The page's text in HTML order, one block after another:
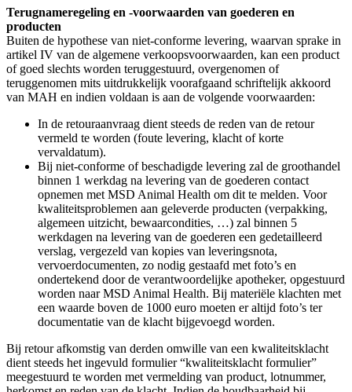
Terugnameregeling en -voorwaarden van goederen en
producten
Buiten de hypothese van niet-conforme levering, waarvan sprake in
artikel IV van de algemene verkoopsvoorwaarden, kan een product
of goed slechts worden teruggestuurd, overgenomen of
teruggenomen mits uitdrukkelijk voorafgaand schriftelijk akkoord
van MAH en indien voldaan is aan de volgende voorwaarden:
In de retouraanvraag dient steeds de reden van de retour
vermeld te worden (foute levering, klacht of korte
vervaldatum).
Bij niet-conforme of beschadigde levering zal de groothandel
binnen 1 werkdag na levering van de goederen contact
opnemen met MSD Animal Health om dit te melden. Voor
kwaliteitsproblemen aan geleverde producten (verpakking,
algemeen uitzicht, bewaarcondities, …) zal binnen 5
werkdagen na levering van de goederen een gedetailleerd
verslag, vergezeld van kopies van leveringsnota,
vervoerdocumenten, zo nodig gestaafd met foto’s en
ondertekend door de verantwoordelijke apotheker, opgestuurd
worden naar MSD Animal Health. Bij materiële klachten met
een waarde boven de 1000 euro moeten er altijd foto’s ter
documentatie van de klacht bijgevoegd worden.
Bij retour afkomstig van derden omwille van een kwaliteitsklacht
dient steeds het ingevuld formulier “kwaliteitsklacht formulier”
meegestuurd te worden met vermelding van product, lotnummer,